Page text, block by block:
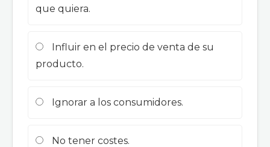
que quiera.
Influir en el precio de venta de su
producto.
Ignorar a los consumidores.
No tener costes.